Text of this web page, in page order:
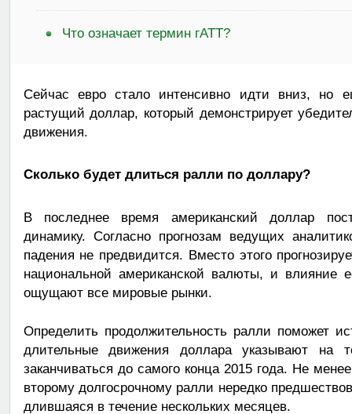
Что означает термин гАТТ?
Сейчас евро стало интенсивно идти вниз, но
растущий доллар, который демонстрирует
движения.
Сколько будет длиться ралли по доллару?
В последнее время американский доллар
динамику. Согласно прогнозам ведущих
падения не предвидится. Вместо этого
национальной американской валюты, и влияние
ощущают все мировые рынки.
Определить продолжительность ралли поможет
длительные движения доллара указывают на
заканчиваться до самого конца 2015 года. Не
второму долгосрочному ралли нередко
длившаяся в течение нескольких месяцев.